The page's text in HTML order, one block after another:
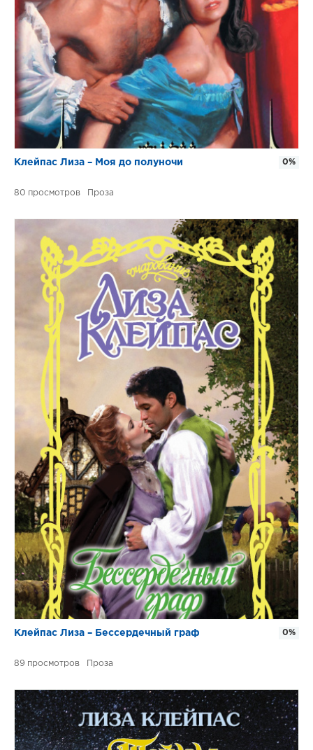
Клейпас Лиза – Моя до полуночи
80 Проза
0%
Клейпас Лиза – Бессердечный граф
89 Проза
0%